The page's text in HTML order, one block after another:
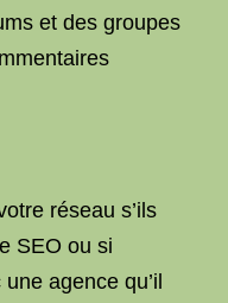
et des groupes
réseau s’ils
SEO ou si
agence qu’il